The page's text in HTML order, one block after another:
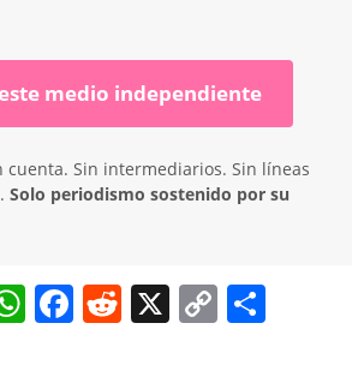
medio independiente
cuenta. Sin intermediarios. Sin líneas
Solo periodismo sostenido por su
W F
R
X
C